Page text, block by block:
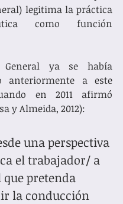
legitima la práctica
como función
General ya se había
anteriormente a este
en 2011 afirmó
y Almeida, 2012):
una perspectiva
el trabajador/ a
que pretenda
la conducción